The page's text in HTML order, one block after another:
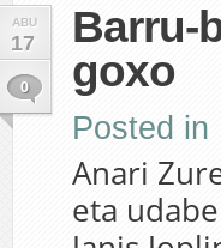
ABU
17
0
Barru-
goxo
Posted in
Anari
eta